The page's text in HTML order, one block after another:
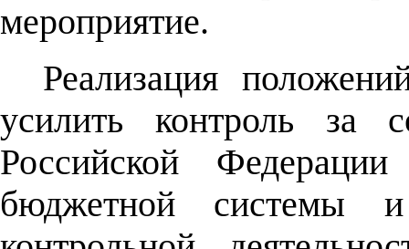
мероприятие.
Реализация
усилить контроль за
Российской
бюджетной системы и